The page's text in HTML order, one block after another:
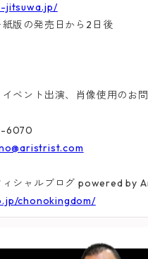
jitsuwa.jp/
版の発売日から2日後
ベント出演、肖像使用のお
6070
シャルブログ powered by
chonokingdom/